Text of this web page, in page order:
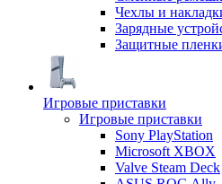
Чехлы и
Зарядные
Защитные
Игровые приставки
Игровые приставки
Sony PlayStation
Microsoft XBOX
Valve Steam Deck